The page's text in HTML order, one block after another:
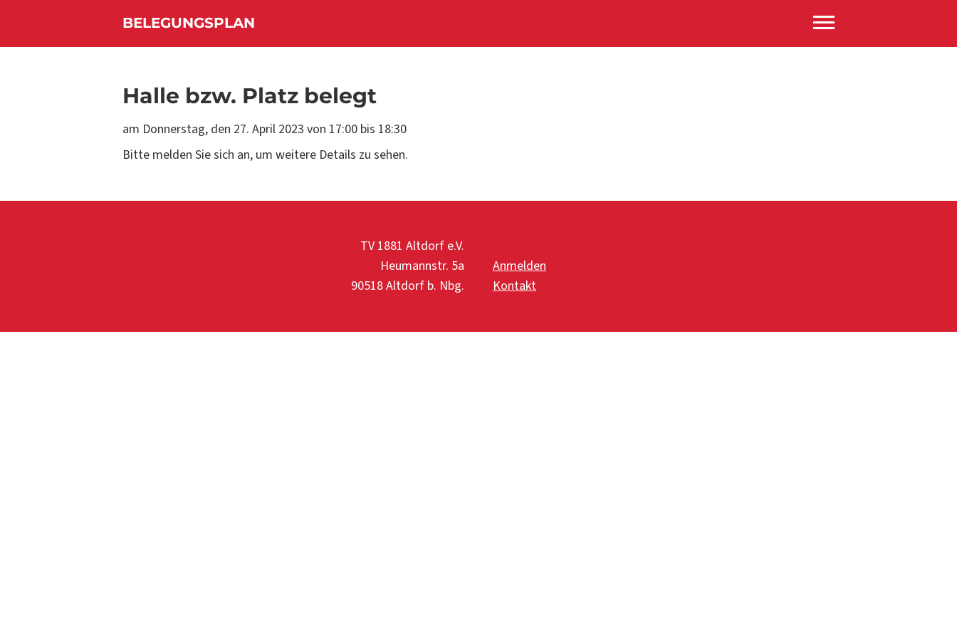
BELEGUNGSPLAN
Halle bzw. Platz belegt
am Donnerstag, den 27. April 2023 von 17:00 bis 18:30
Bitte melden Sie sich an, um weitere Details zu sehen.
TV 1881 Altdorf e.V.
Heumannstr. 5a
90518 Altdorf b. Nbg.
Anmelden
Kontakt